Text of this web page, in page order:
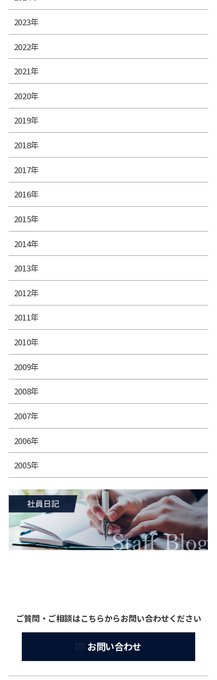
2023年
2022年
2021年
2020年
2019年
2018年
2017年
2016年
2015年
2014年
2013年
2012年
2011年
2010年
2009年
2008年
2007年
2006年
2005年
ご質問・ご相談はこちらからお問い合わせください
お問い合わせ